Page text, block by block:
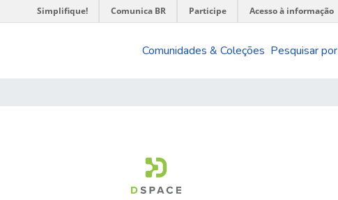
Simplifique! Comunica BR Participe Acesso à informação
Comunidades & Coleções Pesquisar por